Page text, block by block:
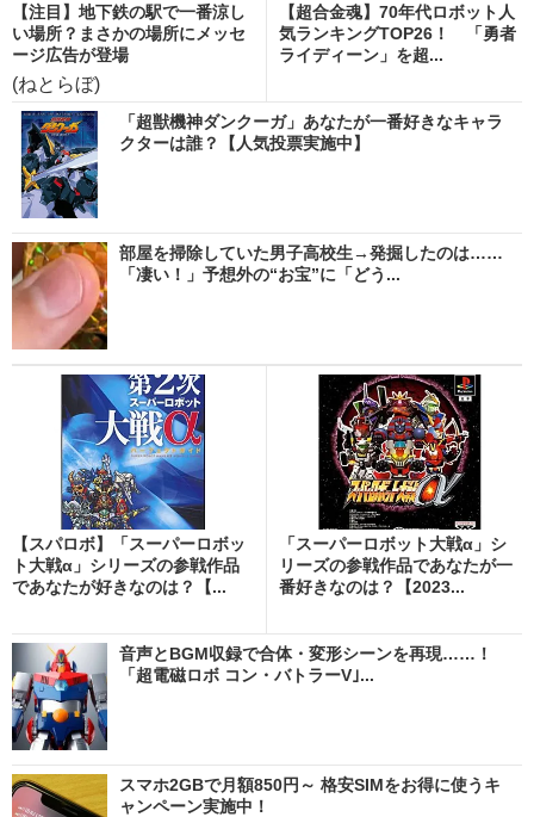
【注目】地下鉄の駅で一番涼し
い場所？まさかの場所にメッセ
ージ広告が登場
(ねとらぼ)
【超合金魂】70年代ロボット人
気ランキングTOP26！ 「勇者
ライディーン」を超...
「超獣機神ダンクーガ」あなたが一番好きなキャラ
クターは誰？【人気投票実施中】
部屋を掃除していた男子高校生→発掘したのは……
「凄い！」予想外の“お宝”に「どう...
【スパロボ】「スーパーロボッ
ト大戦α」シリーズの参戦作品
であなたが好きなのは？【...
「スーパーロボット大戦α」シ
リーズの参戦作品であなたが一
番好きなのは？【2023...
音声とBGM収録で合体・変形シーンを再現……！
「超電磁ロボ コン・バトラーV｣...
スマホ2GBで月額850円～ 格安SIMをお得に使うキ
ャンペーン実施中！